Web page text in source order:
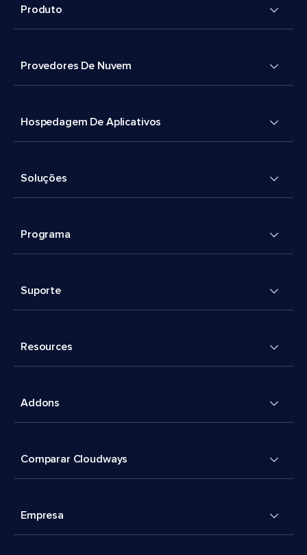
Produto
Provedores De Nuvem
Hospedagem De Aplicativos
Soluções
Programa
Suporte
Resources
Addons
Comparar Cloudways
Empresa